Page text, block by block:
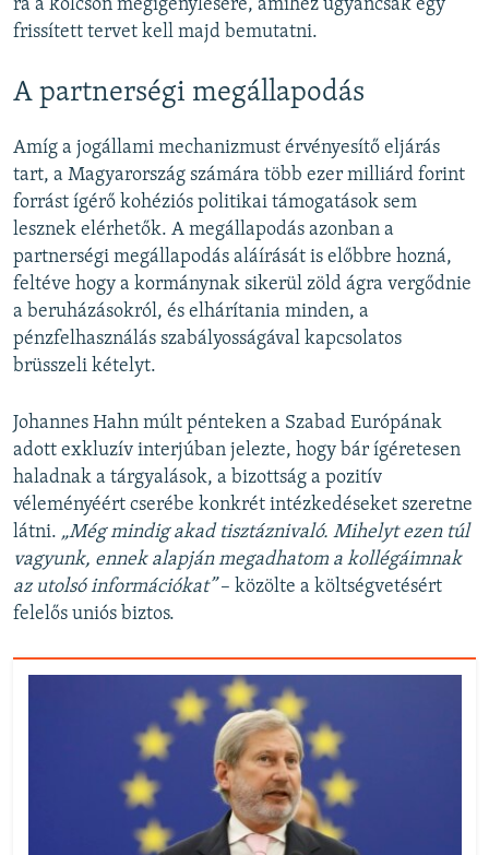
rá a kölcsön megigénylésére, amihez ugyancsak egy
frissített tervet kell majd bemutatni.
A partnerségi megállapodás
Amíg a jogállami mechanizmust érvényesítő eljárás
tart, a Magyarország számára több ezer milliárd forint
forrást ígérő kohéziós politikai támogatások sem
lesznek elérhetők. A megállapodás azonban a
partnerségi megállapodás aláírását is előbbre hozná,
feltéve hogy a kormánynak sikerül zöld ágra vergődnie
a beruházásokról, és elhárítania minden, a
pénzfelhasználás szabályosságával kapcsolatos
brüsszeli kételyt.
Johannes Hahn múlt pénteken a Szabad Európának
adott exkluzív interjúban jelezte, hogy bár ígéretesen
haladnak a tárgyalások, a bizottság a pozitív
véleményéért cserébe konkrét intézkedéseket szeretne
látni. „Még mindig akad tisztáznivaló. Mihelyt ezen túl
vagyunk, ennek alapján megadhatom a kollégáimnak
az utolsó információkat” – közölte a költségvetésért
felelős uniós biztos.